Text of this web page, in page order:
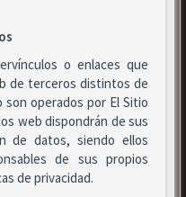
o enlaces que
de terceros distintos de
operados por El Sitio
web dispondrán de sus
de datos, siendo ellos
de sus propios
de privacidad.